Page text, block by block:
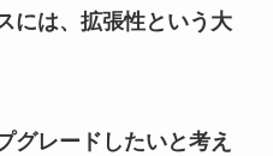
には、拡張性という大
グレードしたいと考え